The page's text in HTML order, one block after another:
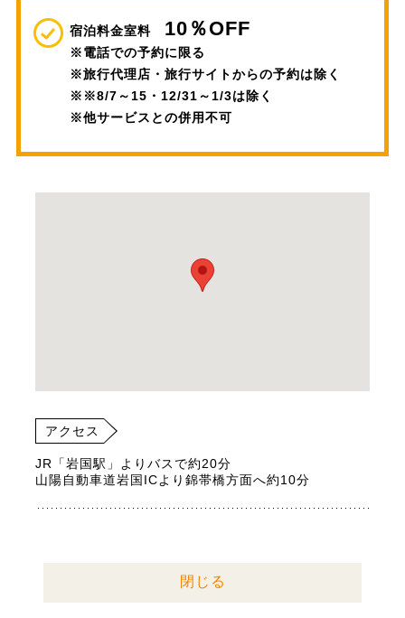
宿泊料金室料 10％OFF
※電話での予約に限る
※旅行代理店・旅行サイトからの予約は除く
※※8/7～15・12/31～1/3は除く
※他サービスとの併用不可
アクセス
JR「岩国駅」よりバスで約20分
山陽自動車道岩国ICより錦帯橋方面へ約10分
閉じる